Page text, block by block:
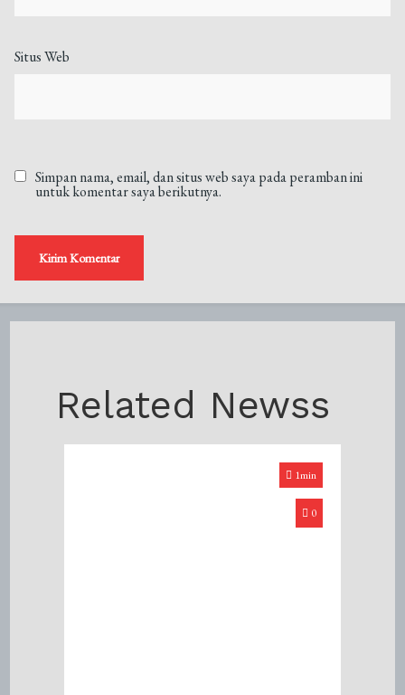
Situs Web
Simpan nama, email, dan situs web saya pada peramban ini
untuk komentar saya berikutnya.
Related Newss
1min
0